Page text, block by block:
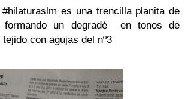
#hilaturaslm es una trencilla planita de
formando un degradé en tonos de
con agujas del nº3